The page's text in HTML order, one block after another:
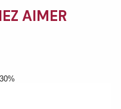
AIMER